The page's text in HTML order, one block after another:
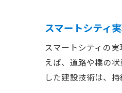
スマートシティ
スマートシティの
えば、道路や橋の
した建設技術は、